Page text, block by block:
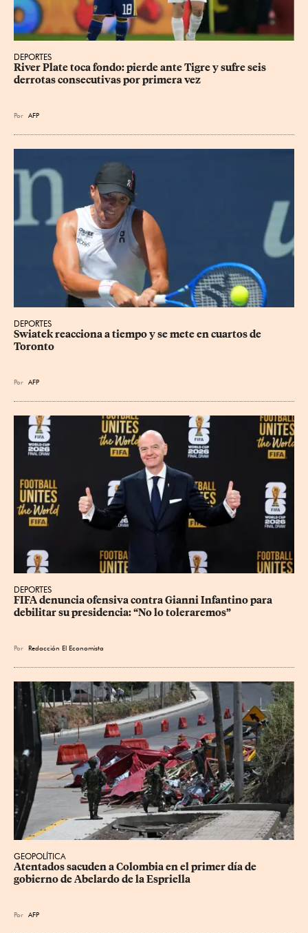
DEPORTES
River Plate toca fondo: pierde ante Tigre y sufre seis
derrotas consecutivas por primera vez
Por AFP
DEPORTES
Swiatek reacciona a tiempo y se mete en cuartos de
Toronto
Por AFP
DEPORTES
FIFA denuncia ofensiva contra Gianni Infantino para
debilitar su presidencia: “No lo toleraremos”
Por Redacción El Economista
GEOPOLÍTICA
Atentados sacuden a Colombia en el primer día de
gobierno de Abelardo de la Espriella
Por AFP